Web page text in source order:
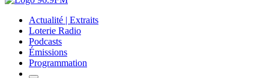
Actualité | Extraits
Loterie Radio
Podcasts
Émissions
Programmation